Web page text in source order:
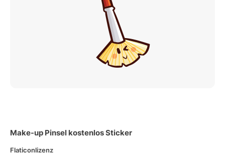
Make-up Pinsel kostenlos Sticker
Flaticonlizenz